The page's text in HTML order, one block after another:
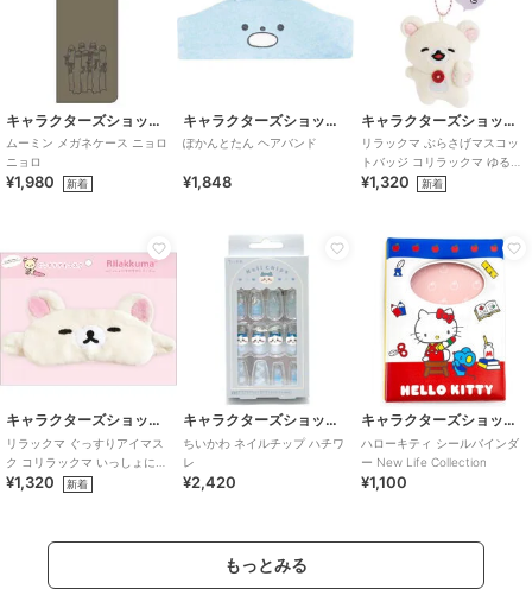
キャラクターズショップ ラフラフ
ムーミン メガネケース ニョロ
ニョロ
¥1,980 新着
キャラクターズショップ ラフラフ
ぽかんとたん ヘアバンド
¥1,848
キャラクターズショップ ラフラフ
リラックマ ぶらさげマスコッ
トバッジ コリラックマ ゆるゆ
るぽかぽか
¥1,320 新着
キャラクターズショップ ラフラフ
リラックマ ぐっすりアイマス
ク コリラックマ いっしょにす
やすやシリーズ
¥1,320 新着
キャラクターズショップ ラフラフ
ちいかわ ネイルチップ ハチワ
レ
¥2,420
キャラクターズショップ ラフラフ
ハローキティ シールバインダ
ー New Life Collection
¥1,100
もっとみる